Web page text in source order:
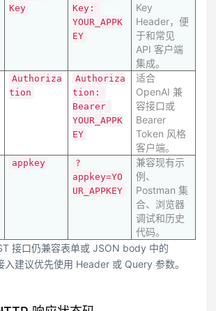
Key
Key:
YOUR_APPK
EY
Key
Header，便
于和常见
API 客户端
集成。
Authoriza
tion
Authoriza
tion:
Bearer
YOUR_APPK
EY
适合
OpenAI 兼
容接口或
Bearer
Token 风格
客户端。
appkey
?
appkey=YO
UR_APPKEY
兼容现有示
例、
Postman 集
合、浏览器
调试和历史
代码。
接口仍兼容表单或 JSON body 中的
建议优先使用 Header 或 Query 参数。